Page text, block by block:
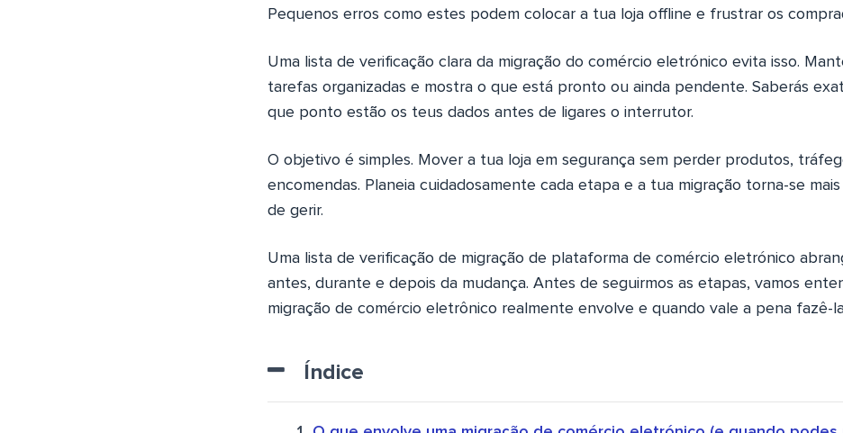
Pequenos erros como estes podem colocar a tua loja offline e frustrar os
Uma lista de verificação clara da migração do comércio eletrónico evita isso.
tarefas organizadas e mostra o que está pronto ou ainda pendente. Saberás
que ponto estão os teus dados antes de ligares o interrutor.
O objetivo é simples. Mover a tua loja em segurança sem perder produtos,
encomendas. Planeia cuidadosamente cada etapa e a tua migração torna-se mais
de gerir.
Uma lista de verificação de migração de plataforma de comércio eletrónico
antes, durante e depois da mudança. Antes de seguirmos as etapas, vamos
migração de comércio eletrônico realmente envolve e quando vale a pena fazê-
Índice